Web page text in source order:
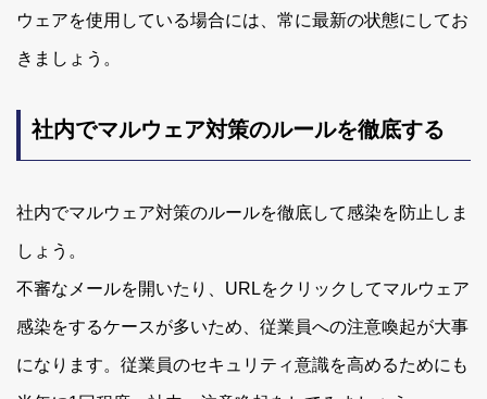
ウェアを使用している場合には、常に最新の状態にしてお
きましょう。
社内でマルウェア対策のルールを徹底する
社内でマルウェア対策のルールを徹底して感染を防止しま
しょう。
不審なメールを開いたり、URLをクリックしてマルウェア
感染をするケースが多いため、従業員への注意喚起が大事
になります。従業員のセキュリティ意識を高めるためにも